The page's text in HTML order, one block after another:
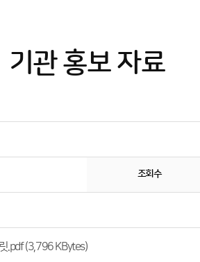
기관 홍보 자료
조회수
.pdf (3,796 KBytes)